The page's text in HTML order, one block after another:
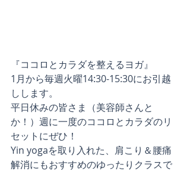
『ココロとカラダを整えるヨガ』
1月から毎週火曜14:30-15:30にお引越
しします。
平日休みの皆さま（美容師さんと
か！）週に一度のココロとカラダのリ
セットにぜひ！
Yin yogaを取り入れた、肩こり＆腰痛
解消にもおすすめのゆったりクラスで